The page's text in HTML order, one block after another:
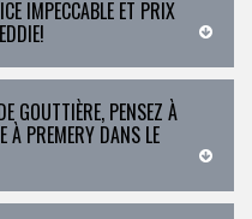
IMPECCABLE ET PRIX
GOUTTIÈRE, PENSEZ À
À PREMERY DANS LE